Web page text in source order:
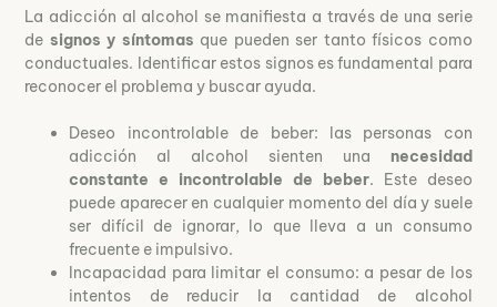
La adicción al alcohol se manifiesta a través de una serie
de signos y síntomas que pueden ser tanto físicos como
conductuales. Identificar estos signos es fundamental para
reconocer el problema y buscar ayuda.
Deseo incontrolable de beber: las personas con
adicción al alcohol sienten una necesidad
constante e incontrolable de beber. Este deseo
puede aparecer en cualquier momento del día y suele
ser difícil de ignorar, lo que lleva a un consumo
frecuente e impulsivo.
Incapacidad para limitar el consumo: a pesar de los
intentos de reducir la cantidad de alcohol